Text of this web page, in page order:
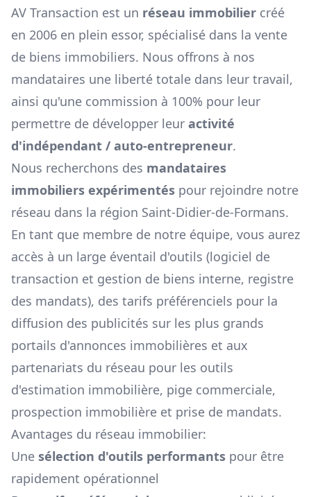
AV Transaction est un réseau immobilier créé
en 2006 en plein essor, spécialisé dans la vente
de biens immobiliers. Nous offrons à nos
mandataires une liberté totale dans leur travail,
ainsi qu'une commission à 100% pour leur
permettre de développer leur activité
d'indépendant / auto-entrepreneur.
Nous recherchons des mandataires
immobiliers expérimentés pour rejoindre notre
réseau dans la région Saint-Didier-de-Formans.
En tant que membre de notre équipe, vous aurez
accès à un large éventail d'outils (logiciel de
transaction et gestion de biens interne, registre
des mandats), des tarifs préférenciels pour la
diffusion des publicités sur les plus grands
portails d'annonces immobilières et aux
partenariats du réseau pour les outils
d'estimation immobilière, pige commerciale,
prospection immobilière et prise de mandats.
Avantages du réseau immobilier:
Une sélection d'outils performants pour être
rapidement opérationnel